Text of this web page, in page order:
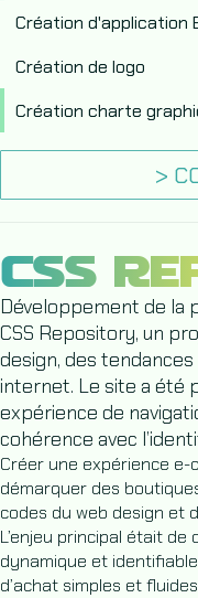
Le Studio
Création d'application
Création de logo
Création charte
>
CSS
Développement de la
CSS Repository, un
design, des
internet. Le site a été
expérience de
cohérence avec
Créer une expérience e-
démarquer des
codes du web design et
L’enjeu principal était
dynamique et
d’achat simples et